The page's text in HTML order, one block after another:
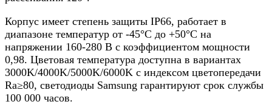
Корпус имеет степень защиты IP66, работает в
диапазоне температур от -45°C до +50°C на
напряжении 160-280 В с коэффициентом мощности
0,98. Цветовая температура доступна в вариантах
3000K/4000K/5000K/6000K с индексом цветопередачи
Ra≥80, светодиоды Samsung гарантируют срок службы
100 000 часов.​